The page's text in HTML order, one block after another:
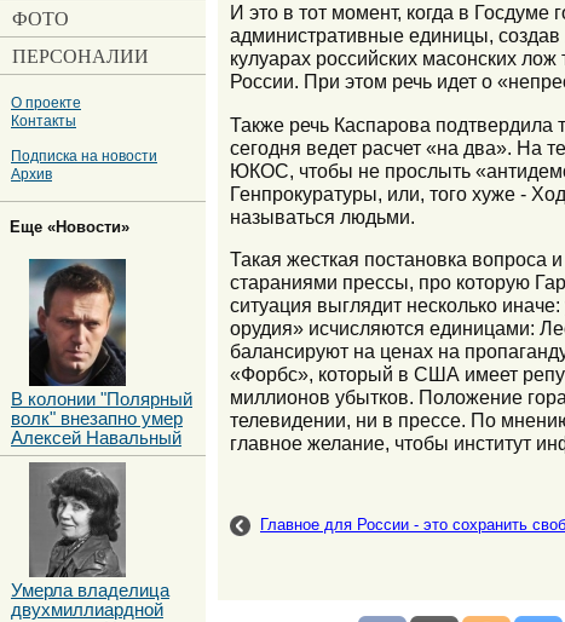
И это в тот момент, когда в Госдуме
административные единицы,
кулуарах российских масонских
России. При этом речь идет о
Также речь Каспарова подтвердила
сегодня ведет расчет «на два». На
ЮКОС, чтобы не прослыть
Генпрокуратуры, или, того хуже -
называться людьми.
Такая жесткая постановка вопроса
стараниями прессы, про которую
ситуация выглядит несколько
орудия» исчисляются единицами:
балансируют на ценах на
«Форбс», который в США имеет
миллионов убытков. Положение
телевидении, ни в прессе. По
главное желание, чтобы институт
Главное для России - это сохранить
ФОТО
ПЕРСОНАЛИИ
О проекте
Контакты
Подписка на новости
Архив
Еще «Новости»
В колонии "Полярный
волк" внезапно умер
Алексей Навальный
Умерла владелица
двухмиллиардной